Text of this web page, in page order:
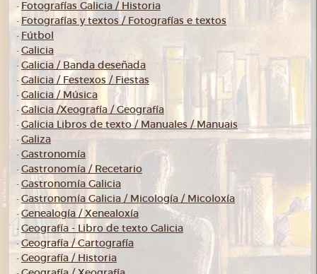
- Fotografías Galicia / Historia
- Fotografías y textos / Fotografías e textos
- Fútbol
- Galicia
- Galicia / Banda deseñada
- Galicia / Festexos / Fiestas
- Galicia / Música
- Galicia /Xeografía / Geografía
- Galicia Libros de texto / Manuales / Manuais
- Galiza
- Gastronomía
- Gastronomía / Recetario
- Gastronomía Galicia
- Gastronomía Galicia / Micología / Micoloxía
- Genealogía / Xenealoxía
- Geografía - Libro de texto Galicia
-Geografía / Cartografía
- Geografía / Historia